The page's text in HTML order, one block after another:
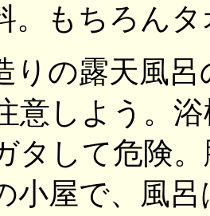
。もちろん
りの露天風
意しよう。
タして危険
小屋で、風